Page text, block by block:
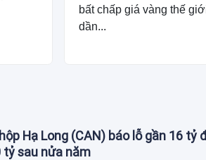
bất chấp giá vàng thế
dần...
Hạ Long (CAN) báo lỗ gần 16 tỷ
tỷ sau nửa năm